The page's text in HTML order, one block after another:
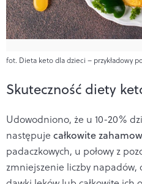
fot. Dieta keto dla dzieci – przykładowy
Skuteczność diety
Udowodniono, że u 10-20%
następuje całkowite
padaczkowych, u połowy z
zmniejszenie liczby napadów,